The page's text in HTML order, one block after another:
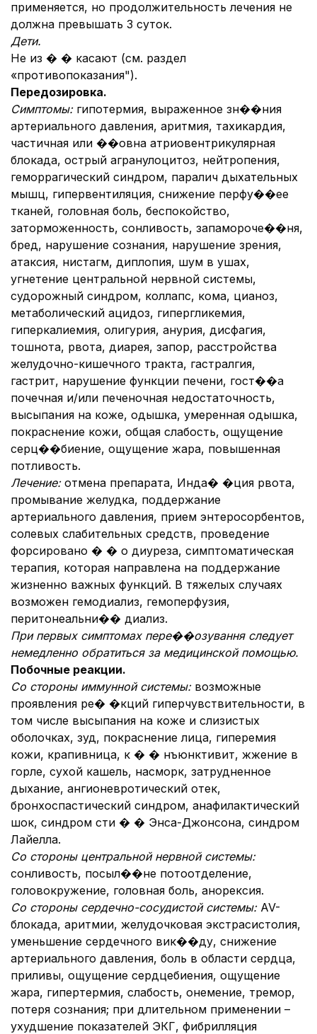
применяется, но продолжительность лечения не
должна превышать 3 суток.
Дети.
Не из � � касают (см. раздел
«противопоказания").
Передозировка.
Симптомы: гипотермия, выраженное зн��ния
артериального давления, аритмия, тахикардия,
частичная или ��овна атриовентрикулярная
блокада, острый агранулоцитоз, нейтропения,
геморрагический синдром, паралич дыхательных
мышц, гипервентиляция, снижение перфу��ее
тканей, головная боль, беспокойство,
заторможенность, сонливость, запамороче��ня,
бред, нарушение сознания, нарушение зрения,
атаксия, нистагм, диплопия, шум в ушах,
угнетение центральной нервной системы,
судорожный синдром, коллапс, кома, цианоз,
метаболический ацидоз, гипергликемия,
гиперкалиемия, олигурия, анурия, дисфагия,
тошнота, рвота, диарея, запор, расстройства
желудочно-кишечного тракта, гастралгия,
гастрит, нарушение функции печени, гост��а
почечная и/или печеночная недостаточность,
высыпания на коже, одышка, умеренная одышка,
покраснение кожи, общая слабость, ощущение
серц��биение, ощущение жара, повышенная
потливость.
Лечение: отмена препарата, Инда� �ция рвота,
промывание желудка, поддержание
артериального давления, прием энтеросорбентов,
солевых слабительных средств, проведение
форсировано � � о диуреза, симптоматическая
терапия, которая направлена на поддержание
жизненно важных функций. В тяжелых случаях
возможен гемодиализ, гемоперфузия,
перитонеальни�� диализ.
При первых симптомах пере��озування следует
немедленно обратиться за медицинской помощью.
Побочные реакции.
Со стороны иммунной системы: возможные
проявления ре� �кций гиперчувствительности, в
том числе высыпания на коже и слизистых
оболочках, зуд, покраснение лица, гиперемия
кожи, крапивница, к � � нъюнктивит, жжение в
горле, сухой кашель, насморк, затрудненное
дыхание, ангионевротический отек,
бронхоспастический синдром, анафилактический
шок, синдром сти � � Энса-Джонсона, синдром
Лайелла.
Со стороны центральной нервной системы:
сонливость, посыл��не потоотделение,
головокружение, головная боль, анорексия.
Со стороны сердечно-сосудистой системы: AV-
блокада, аритмии, желудочковая экстрасистолия,
уменьшение сердечного вик��ду, снижение
артериального давления, боль в области сердца,
приливы, ощущение сердцебиения, ощущение
жара, гипертермия, слабость, онемение, тремор,
потеря сознания; при длительном применении –
ухудшение показателей ЭКГ, фибрилляция